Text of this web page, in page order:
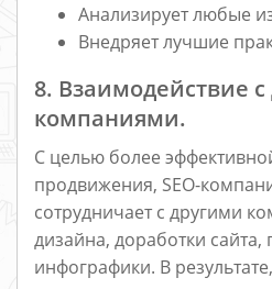
Анализирует любые
Внедряет лучшие
8. Взаимодействие
компаниями.
С целью более
продвижения, SEO-
сотрудничает с другими
дизайна, доработки
инфографики. В